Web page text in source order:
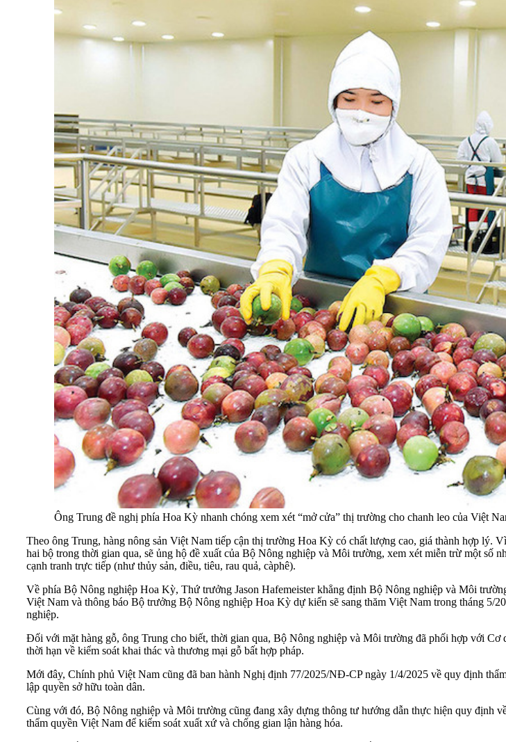
Ông Trung đề nghị phía Hoa Kỳ nhanh chóng xem xét “mở cửa” thị trường cho chanh leo của Việt
Theo ông Trung, hàng nông sản Việt Nam tiếp cận thị trường Hoa Kỳ có chất lượng cao, giá thành hợp lý.
hai bộ trong thời gian qua, sẽ ủng hộ đề xuất của Bộ Nông nghiệp và Môi trường, xem xét miễn trừ một số
cạnh tranh trực tiếp (như thủy sản, điều, tiêu, rau quả, càphê).
Về phía Bộ Nông nghiệp Hoa Kỳ, Thứ trưởng Jason Hafemeister khẳng định Bộ Nông nghiệp và Môi
Việt Nam và thông báo Bộ trưởng Bộ Nông nghiệp Hoa Kỳ dự kiến sẽ sang thăm Việt Nam trong tháng 5/
nghiệp.
Đối với mặt hàng gỗ, ông Trung cho biết, thời gian qua, Bộ Nông nghiệp và Môi trường đã phối hợp với
thời hạn về kiểm soát khai thác và thương mại gỗ bất hợp pháp.
Mới đây, Chính phủ Việt Nam cũng đã ban hành Nghị định 77/2025/NĐ-CP ngày 1/4/2025 về quy định
lập quyền sở hữu toàn dân.
Cùng với đó, Bộ Nông nghiệp và Môi trường cũng đang xây dựng thông tư hướng dẫn thực hiện quy định
thẩm quyền Việt Nam để kiểm soát xuất xứ và chống gian lận hàng hóa.